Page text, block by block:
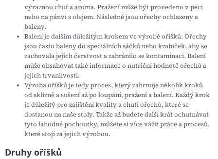
výraznou chuť a aroma. Pražení může být provedeno v peci
nebo na pánvi s olejem. Následně jsou ořechy ochlazeny a
baleny.
Balení je dalším důležitým krokem ve výrobě oříšků. Ořechy
jsou často baleny do speciálních sáčků nebo krabiček, aby se
zachovala jejich čerstvost a zabránilo se kontaminaci. Balení
může obsahovat také informace o nutriční hodnotě ořechů a
jejich trvanlivosti.
Výroba oříšků je tedy proces, který zahrnuje několik kroků
od sklizně a sušení až po loupání, pražení a balení. Každý krok
je důležitý pro zajištění kvality a chuti ořechů, které se
dostanou na naše stoly. Takže až budete další krát ochutnávat
tyto lahodné pochoutky, můžete si více vážit práce a procesů,
které stojí za jejich výrobou.
Druhy oříšků